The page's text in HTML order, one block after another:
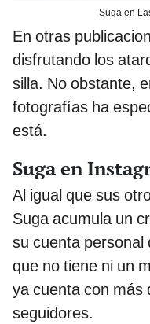
Suga en
En otras
disfrutando los
silla. No obstante,
fotografías ha
está.
Suga en
Al igual que sus
Suga acumula un
su cuenta
que no tiene ni un
ya cuenta con más
seguidores.